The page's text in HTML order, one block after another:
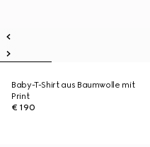
Baby-T-Shirt aus Baumwolle mit
Print
€ 190